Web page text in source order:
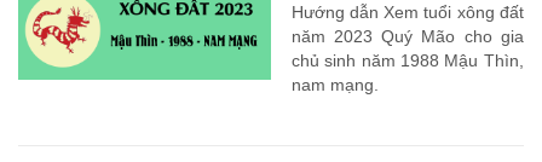
Hướng dẫn Xem tuổi xông đất
năm 2023 Quý Mão cho gia
chủ sinh năm 1988 Mậu Thìn,
nam mạng.